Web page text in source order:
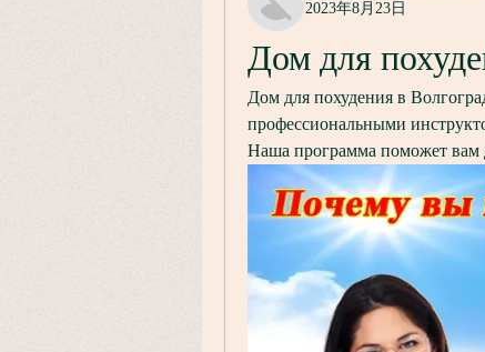
2023年8月23日
Дом для
Дом для похудения в
профессиональными
Наша программа поможет вам